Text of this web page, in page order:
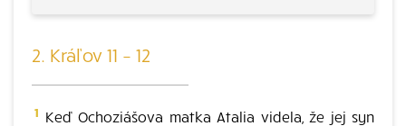
2. Kráľov 11 – 12
1 Keď Ochoziášova matka Atalia videla, že jej syn